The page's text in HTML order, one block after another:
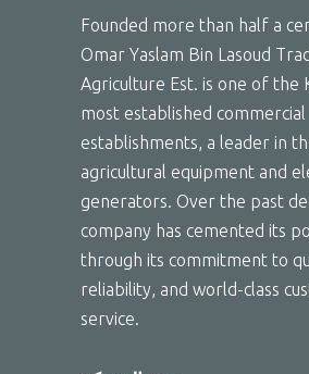
Founded more than half a
Omar Yaslam Bin Lasoud
Agriculture Est. is one of the
most established commercial
establishments, a leader in
agricultural equipment and
generators. Over the past
company has cemented its
through its commitment to
reliability, and world-class
service.